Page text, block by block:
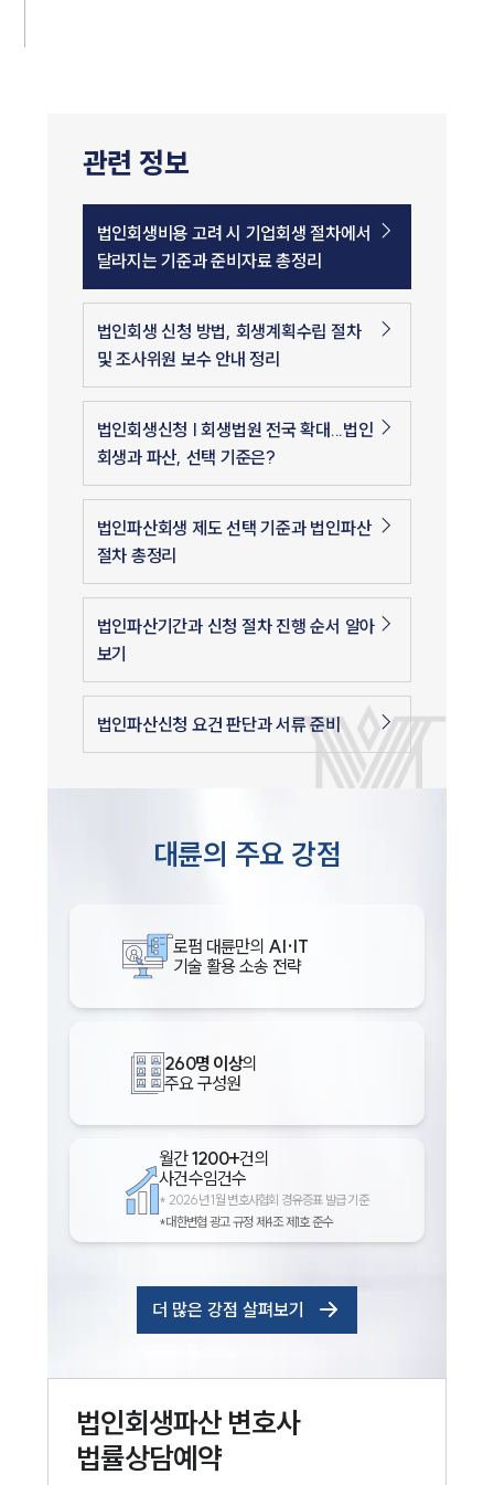
관련 정보
법인회생비용 고려 시 기업회생 절차에서
달라지는 기준과 준비자료 총정리
법인회생 신청 방법, 회생계획수립 절차
및 조사위원 보수 안내 정리
법인회생신청 | 회생법원 전국 확대...법인
회생과 파산, 선택 기준은?
법인파산회생 제도 선택 기준과 법인파산
절차 총정리
법인파산기간과 신청 절차 진행 순서 알아
보기
법인파산신청 요건 판단과 서류 준비
대륜의 주요 강점
로펌 대륜만의 AI·IT
기술 활용 소송 전략
260명 이상의
주요 구성원
월간1200+건의
사건수임건수
* 2026년 1월 변호사협회 경유증표 발급 기준
*대한변협 광고 규정 제4조 제1호 준수
더 많은 강점 살펴보기
법인회생파산변호사
법률상담예약